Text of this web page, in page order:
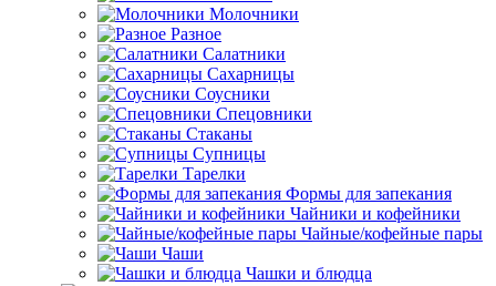
Молочники
Разное
Салатники
Сахарницы
Соусники
Спецовники
Стаканы
Супницы
Тарелки
Формы для запекания
Чайники и кофейники
Чайные/кофейные пары
Чаши
Чашки и блюдца